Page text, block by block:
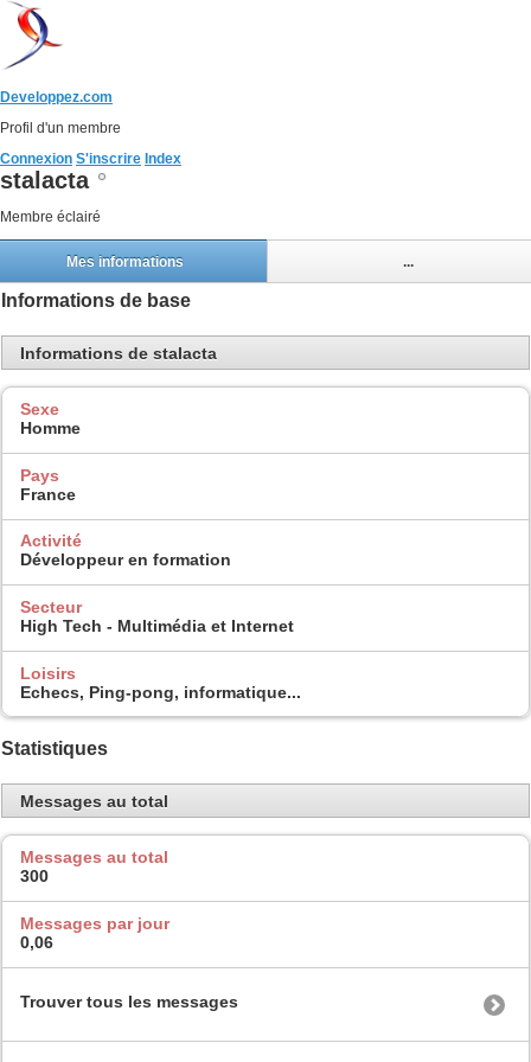
Developpez.com
Profil d'un membre
Connexion S'inscrire Index
stalacta
Membre éclairé
Mes informations ...
Informations de base
Informations de stalacta
Sexe
Homme
Pays
France
Activité
Développeur en formation
Secteur
High Tech - Multimédia et Internet
Loisirs
Echecs, Ping-pong, informatique...
Statistiques
Messages au total
Messages au total
300
Messages par jour
0,06
Trouver tous les messages